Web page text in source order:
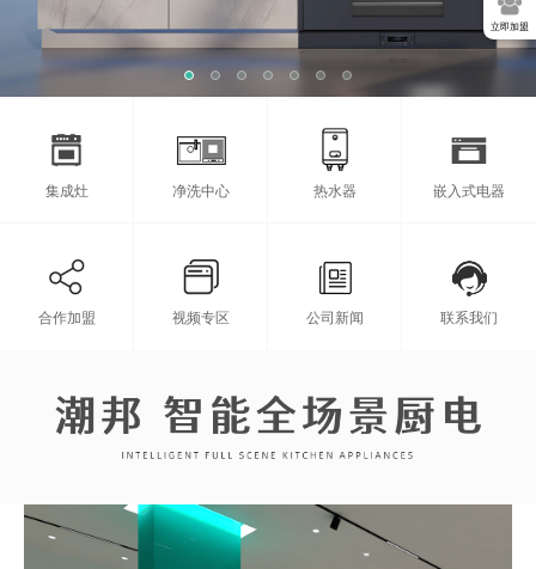
集成灶 净洗中心 热水器 嵌入式电器
合作加盟 视频专区 公司新闻 联系我们
立即加盟